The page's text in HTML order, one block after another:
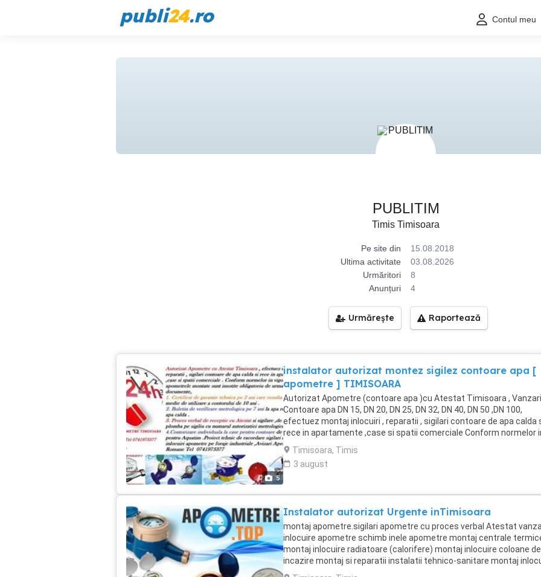
publi24.ro Contul meu
PUBLITIM
Timis Timisoara
Pe site din
15.08.2018
Ultima activitate
03.08.2026
Urmăritori
8
Anunțuri
4
Urmărește Raportează
5
instalator autorizat montez sigilez contoare apa [
apometre ] TIMISOARA
Autorizat Apometre (contoare apa )cu Atestat Timisoara , Vanzari
Contoare apa DN 15, DN 20, DN 25, DN 32, DN 40, DN 50 ,DN 100,
efectuez montaj inlocuiri , reparatii , sigilari contoare de apa calda
rece in apartamente ,case si spatii comerciale Conform normelor
vigoare apometrele montate sunt insotite obligatoriu de
documente, 1. Certificat de garantie tehnica pe 2 ani care rezulta si
durata medie de utilizare a contorului de- 10 ani . 2. Buletin de
pentru contoare de bransament pentru Aquatim .Proiect tehnic de
racordare sigilari montaj inlocuiri apometre pe foraje industriale
Apele Romane Romane In urma acestor operatii, clientul va primi:
Proces verbal de montare si sigilare; Certificatul de garantie;
Contractul de contorizare; Buletinul de verificare metrologica;
Timisoara, Timis
3 august
Instalator autorizat Urgente inTimisoara
montaj apometre.sigilari apometre cu proces verbal Atestat
inlocuire apometre schimb inele apometre montaj centrale
montaj inlocuire radiatoare (calorifere) montaj inlocuire coloane de
incazire montaj si reparatii instalatii tehnico-sanitare montaj
baterii, filtre, robineti montaj inlocuire sifon pardoseala montaj